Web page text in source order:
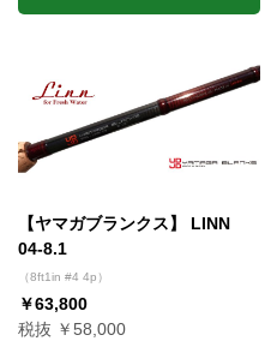
【ヤマガブランクス】 LINN
04-8.1
（8ft1in #4 4p）
￥63,800
税抜 ￥58,000